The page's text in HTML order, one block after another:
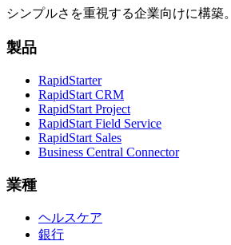
シンプルさを重視する企業向けに構築。
製品
RapidStarter
RapidStart CRM
RapidStart Project
RapidStart Field Service
RapidStart Sales
Business Central Connector
業種
ヘルスケア
銀行